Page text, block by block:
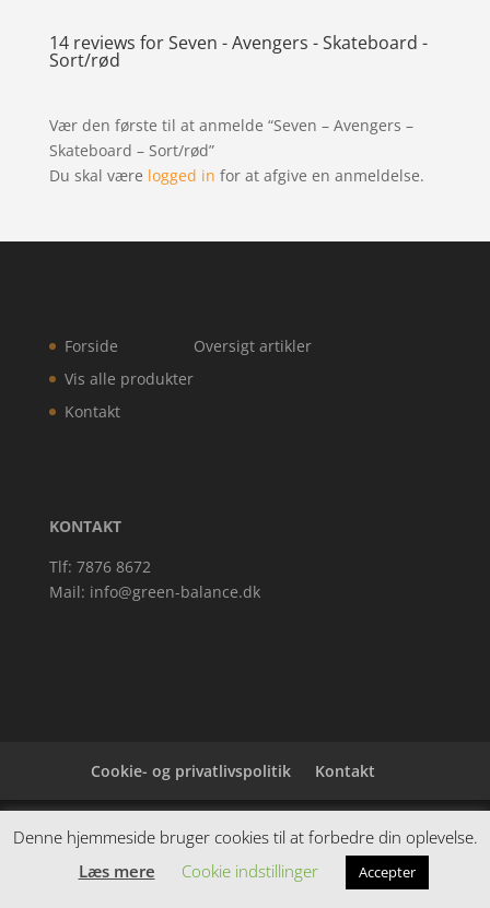
14 reviews forSeven - Avengers - Skateboard -
Sort/rød
Vær den første til at anmelde “Seven – Avengers –
Skateboard – Sort/rød”
Du skal være logged in for at afgive en anmeldelse.
Forside
Vis alle produkter
Kontakt
Oversigt artikler
KONTAKT
Tlf: 7876 8672
Mail: info@green-balance.dk
Cookie- og privatlivspolitik Kontakt
Denne hjemmeside samler et bredt udvalg af
spændende varer. Siden er et affiiliatesite, og nogle
links kan være affiliatelinks.
Denne hjemmeside bruger cookies til at forbedre din oplevelse.
Læs mere
Cookie indstillinger Accepter